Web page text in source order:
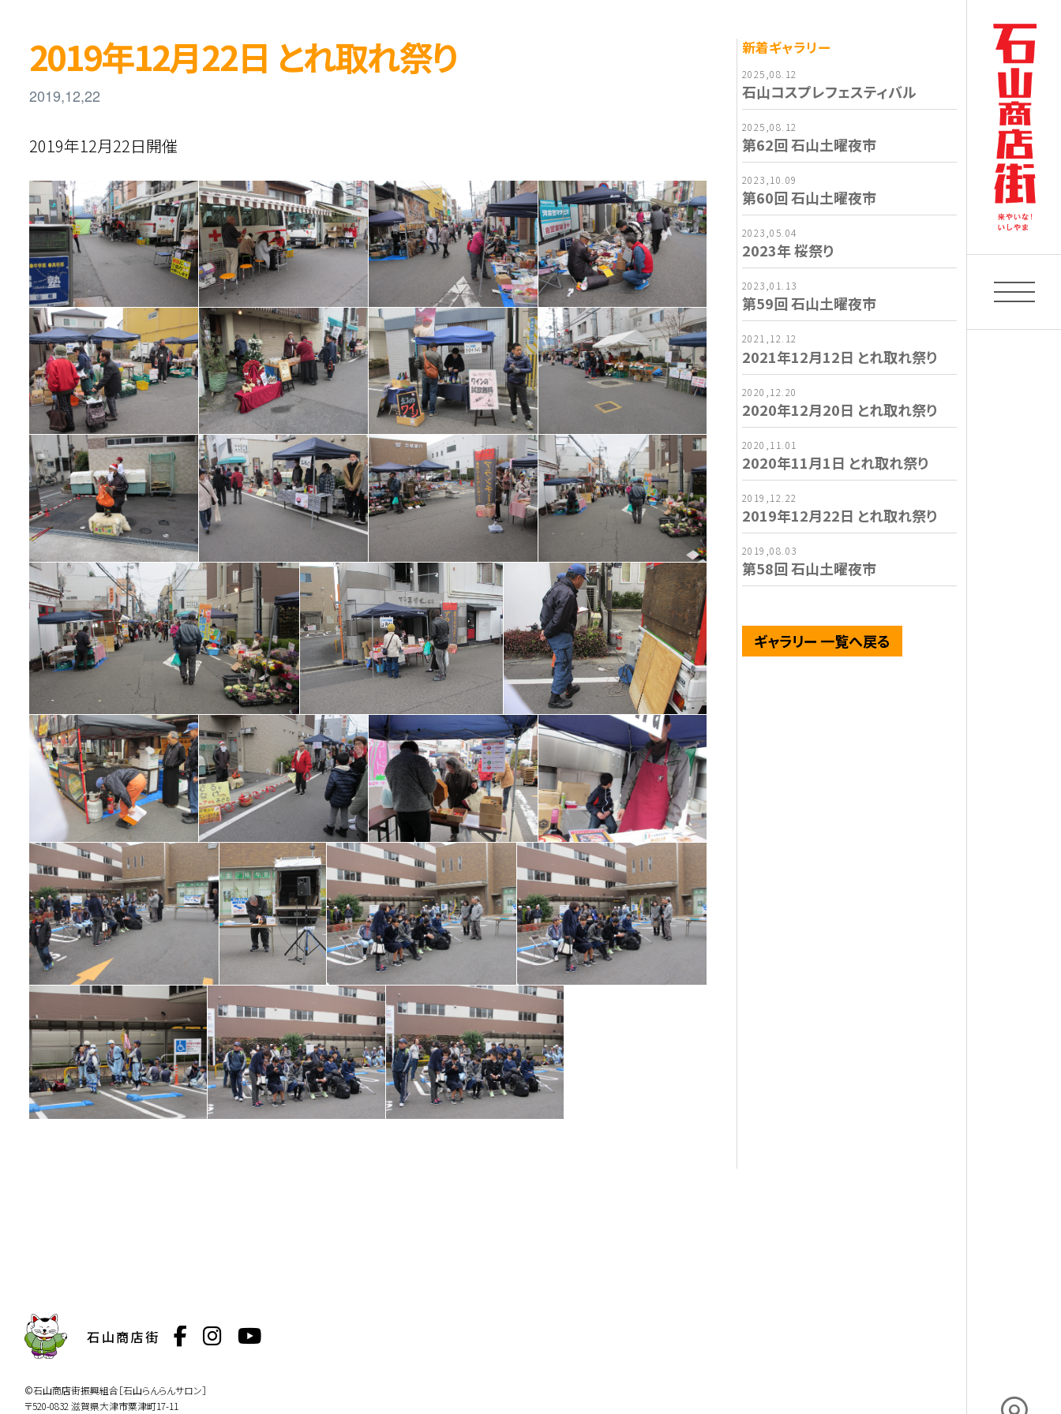
2019年12月22日 とれ取れ祭り
2019,12,22
2019年12月22日開催
新着ギャラリー
2025,08.12
石山コスプレフェスティバル
2025,08.12
第62回 石山土曜夜市
2023,10.09
第60回 石山土曜夜市
2023,05.04
2023年 桜祭り
2023,01.13
第59回 石山土曜夜市
2021,12.12
2021年12月12日 とれ取れ祭り
2020,12.20
2020年12月20日 とれ取れ祭り
2020,11.01
2020年11月1日 とれ取れ祭り
2019,12.22
2019年12月22日 とれ取れ祭り
2019,08.03
第58回 石山土曜夜市
ギャラリー 一覧へ戻る
石山商店街
©石山商店街振興組合［石山らんらんサロン］
〒520-0832 滋賀県大津市粟津町17-11